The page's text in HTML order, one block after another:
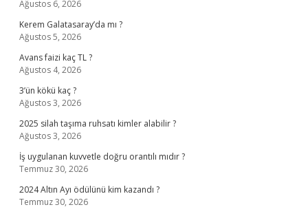
Ağustos 6, 2026
Kerem Galatasaray’da mı ?
Ağustos 5, 2026
Avans faizi kaç TL ?
Ağustos 4, 2026
3’ün kökü kaç ?
Ağustos 3, 2026
2025 silah taşıma ruhsatı kimler alabilir ?
Ağustos 3, 2026
İş uygulanan kuvvetle doğru orantılı mıdır ?
Temmuz 30, 2026
2024 Altın Ayı ödülünü kim kazandı ?
Temmuz 30, 2026